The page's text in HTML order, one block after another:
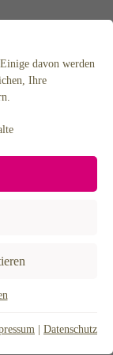
davon werden
Ihre
der
Datenschutz